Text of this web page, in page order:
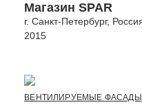
Магазин SPAR
г. Санкт-Петербург,
2015
ВЕНТИЛИРУЕМЫЕ ФАСАДЫ